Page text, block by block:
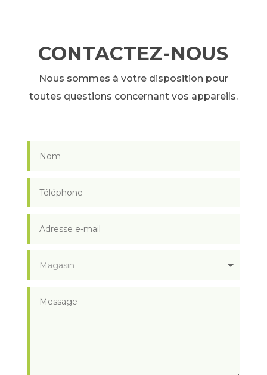
CONTACTEZ-NOUS
Nous sommes à votre disposition pour
toutes questions concernant vos appareils.